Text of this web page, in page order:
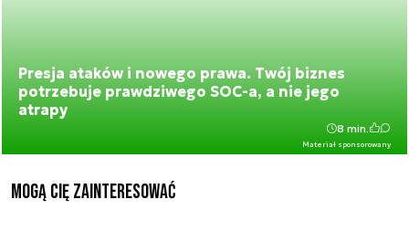
Presja ataków i nowego prawa. Twój biznes
potrzebuje prawdziwego SOC-a, a nie jego
atrapy
Materiał sponsorowany
8 min.
Mogą Cię zainteresować